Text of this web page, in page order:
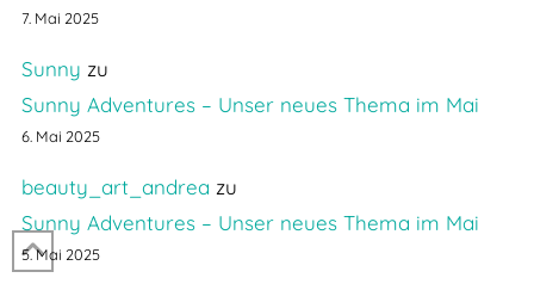
7. Mai 2025
Sunny zu
Sunny Adventures – Unser neues Thema im Mai
6. Mai 2025
beauty_art_andrea zu
Sunny Adventures – Unser neues Thema im Mai
5. Mai 2025